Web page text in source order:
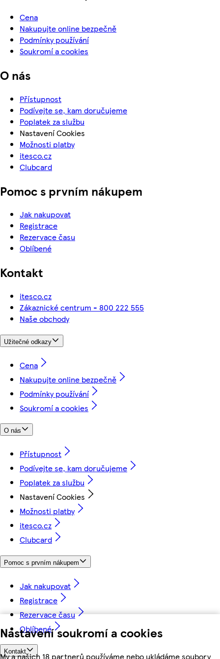
Nastavení soukromí a cookies
My a našich 18 partnerů používáme nebo ukládáme soubory
Cena
Nakupujte online bezpečně
Podmínky používání
Soukromí a cookies
O nás
Přístupnost
Podívejte se, kam doručujeme
Poplatek za službu
Nastavení Cookies
Možnosti platby
itesco.cz
Clubcard
Pomoc s prvním nákupem
Jak nakupovat
Registrace
Rezervace času
Oblíbené
Kontakt
itesco.cz
Zákaznické centrum - 800 222 555
Naše obchody
Užitečné odkazy
Cena
Nakupujte online bezpečně
Podmínky používání
Soukromí a cookies
O nás
Přístupnost
Podívejte se, kam doručujeme
Poplatek za službu
Nastavení Cookies
Možnosti platby
itesco.cz
Clubcard
Pomoc s prvním nákupem
Jak nakupovat
Registrace
Rezervace času
Oblíbené
Kontakt